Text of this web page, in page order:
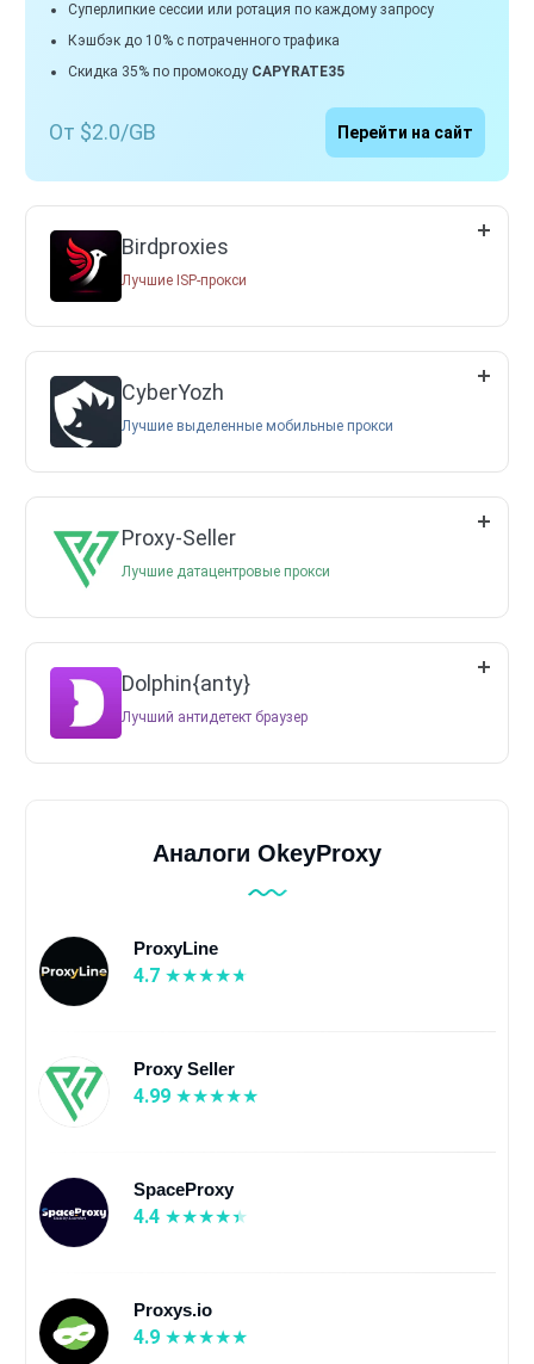
Суперлипкие сессии или ротация по каждому запросу
Кэшбэк до 10% с потраченного трафика
Скидка 35% по промокоду CAPYRATE35
От $2.0/GB Перейти на сайт
Birdproxies
Лучшие ISP-прокси
CyberYozh
Лучшие выделенные мобильные прокси
Proxy-Seller
Лучшие датацентровые прокси
Dolphin{anty}
Лучший антидетект браузер
Аналоги OkeyProxy
ProxyLine
4.7
Proxy Seller
4.99
SpaceProxy
4.4
Proxys.io
4.9